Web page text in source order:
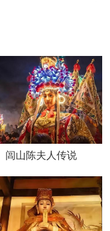
闾山陈夫人传说